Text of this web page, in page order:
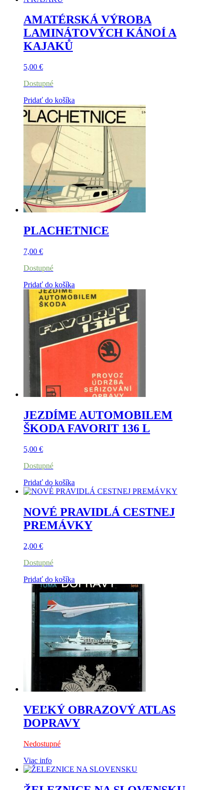
AMATÉRSKÁ VÝROBA
LAMINÁTOVÝCH KÁNOÍ A
KAJAKŮ
5,00 €
Dostupné
Pridať do košíka
PLACHETNICE
7,00 €
Dostupné
Pridať do košíka
JEZDÍME AUTOMOBILEM
ŠKODA FAVORIT 136 L
5,00 €
Dostupné
Pridať do košíka
NOVÉ PRAVIDLÁ CESTNEJ
PREMÁVKY
2,00 €
Dostupné
Pridať do košíka
VEĽKÝ OBRAZOVÝ ATLAS
DOPRAVY
Nedostupné
Viac info